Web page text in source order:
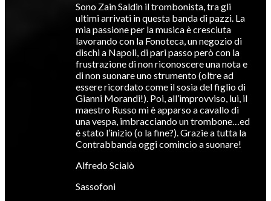
Sono Zain Saldin il trombonista, tra gli
ultimi arrivati in questa banda di pazzi. La
mia passione per la musica è cresciuta
lavorando con la Fonoteca, un negozio di
dischi a Napoli, di pari passo però con la
frustrazione di non riconoscere una nota e
di non suonare uno strumento (oltre ad
essere ricordato come il sosia del figlio di
Gianni Morandi!). Poi, all’improvviso, lui, il
maestro Russo mi è apparso a cavallo di
una vespa, imbracciando un trombone…ed
è stato l’inizio (o la fine?). Grazie a tutta la
Contrabbanda oggi comincio a suonare!
Alfredo Scialò
Sassofoni